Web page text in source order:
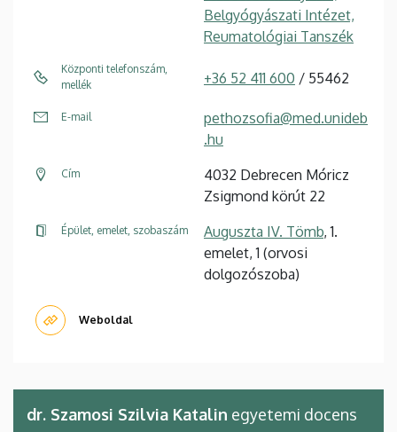
Belgyógyászati Intézet,
Reumatológiai Tanszék
Központi telefonszám,
mellék
+36 52 411 600 / 55462
E-mail
pethozsofia@med.unideb
.hu
Cím
4032 Debrecen Móricz
Zsigmond körút 22
Épület, emelet, szobaszám Auguszta IV. Tömb, 1.
emelet, 1 (orvosi
dolgozószoba)
Weboldal
dr. Szamosi Szilvia Katalin egyetemi docens